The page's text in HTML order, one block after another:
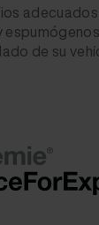
de su